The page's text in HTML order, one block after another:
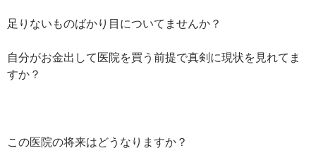
足りないものばかり目についてませんか？
自分がお金出して医院を買う前提で真剣に現状を見れてま
すか？
この医院の将来はどうなりますか？